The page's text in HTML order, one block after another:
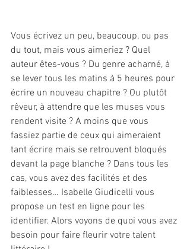
Vous écrivez un peu, beaucoup, ou pas
du tout, mais vous aimeriez ? Quel
auteur êtes-vous ? Du genre acharné, à
se lever tous les matins à 5 heures pour
écrire un nouveau chapitre ? Ou plutôt
rêveur, à attendre que les muses vous
rendent visite ? A moins que vous
fassiez partie de ceux qui aimeraient
tant écrire mais se retrouvent bloqués
devant la page blanche ? Dans tous les
cas, vous avez des facilités et des
faiblesses… Isabelle Giudicelli vous
propose un test en ligne pour les
identifier. Alors voyons de quoi vous avez
besoin pour faire fleurir votre talent